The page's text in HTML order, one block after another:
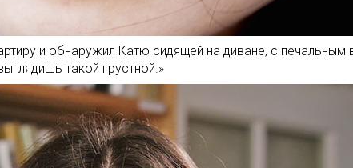
и обнаружил Катю сидящей на диване, с
такой грустной.»